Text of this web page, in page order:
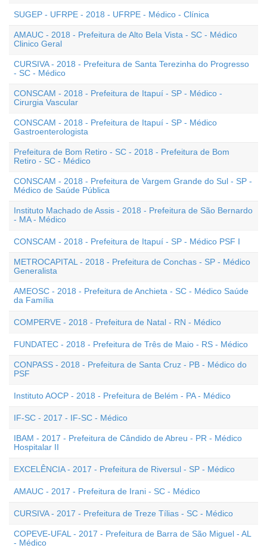
SUGEP - UFRPE - 2018 - UFRPE - Médico - Clínica
AMAUC - 2018 - Prefeitura de Alto Bela Vista - SC - Médico
Clinico Geral
CURSIVA - 2018 - Prefeitura de Santa Terezinha do Progresso
- SC - Médico
CONSCAM - 2018 - Prefeitura de Itapuí - SP - Médico -
Cirurgia Vascular
CONSCAM - 2018 - Prefeitura de Itapuí - SP - Médico
Gastroenterologista
Prefeitura de Bom Retiro - SC - 2018 - Prefeitura de Bom
Retiro - SC - Médico
CONSCAM - 2018 - Prefeitura de Vargem Grande do Sul - SP -
Médico de Saúde Pública
Instituto Machado de Assis - 2018 - Prefeitura de São Bernardo
- MA - Médico
CONSCAM - 2018 - Prefeitura de Itapuí - SP - Médico PSF I
METROCAPITAL - 2018 - Prefeitura de Conchas - SP - Médico
Generalista
AMEOSC - 2018 - Prefeitura de Anchieta - SC - Médico Saúde
da Família
COMPERVE - 2018 - Prefeitura de Natal - RN - Médico
FUNDATEC - 2018 - Prefeitura de Três de Maio - RS - Médico
CONPASS - 2018 - Prefeitura de Santa Cruz - PB - Médico do
PSF
Instituto AOCP - 2018 - Prefeitura de Belém - PA - Médico
IF-SC - 2017 - IF-SC - Médico
IBAM - 2017 - Prefeitura de Cândido de Abreu - PR - Médico
Hospitalar II
EXCELÊNCIA - 2017 - Prefeitura de Riversul - SP - Médico
AMAUC - 2017 - Prefeitura de Irani - SC - Médico
CURSIVA - 2017 - Prefeitura de Treze Tílias - SC - Médico
COPEVE-UFAL - 2017 - Prefeitura de Barra de São Miguel - AL
- Médico